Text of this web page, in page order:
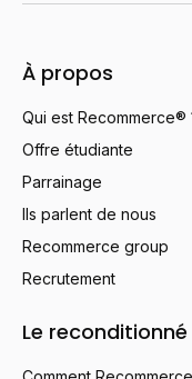
À propos
Qui est Recommerce®
Offre étudiante
Parrainage
Ils parlent de nous
Recommerce group
Recrutement
Le reconditionné